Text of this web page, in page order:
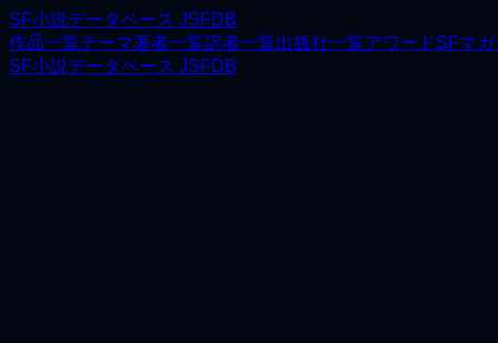
SF小説データベース JSFDB
作品一覧テーマ著者一覧訳者一覧出版社一覧アワードSFマガ
SF小説データベース JSFDB